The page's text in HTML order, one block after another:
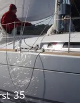
35